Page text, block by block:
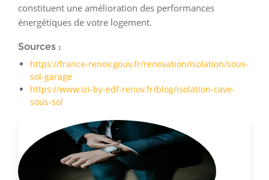
constituent une amélioration des performances
énergétiques de votre logement.
Sources :
https://france-renov.gouv.fr/renovation/isolation/sous-
sol-garage
https://www.izi-by-edf-renov.fr/blog/isolation-cave-
sous-sol